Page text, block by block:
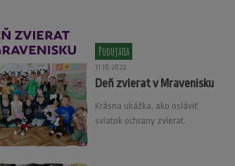
Podujatia
11.10.2022
Deň zvierat v Mravenisku
Krásna ukážka, ako osláviť
sviatok ochrany zvierat.